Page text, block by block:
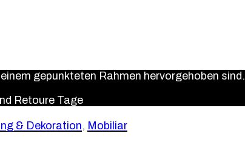
gepunkteten Rahmen hervorgehoben sind.
Retoure Tage
& Dekoration, Mobiliar